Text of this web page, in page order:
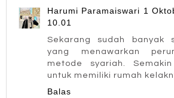
Harumi Paramaiswari 1
10.01
Sekarang sudah banyak
yang menawarkan
metode syariah.
untuk memiliki rumah
Balas